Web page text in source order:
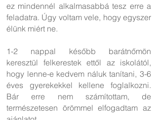
ez mindennél alkalmasabbá tesz erre a
feladatra. Úgy voltam vele, hogy egyszer
élünk miért ne.
1-2 nappal később barátnőmön
keresztül felkerestek ettől az iskolától,
hogy lenne-e kedvem náluk tanítani, 3-6
éves gyerekekkel kellene foglalkozni.
Bár erre nem számítottam, de
természetesen örömmel elfogadtam az